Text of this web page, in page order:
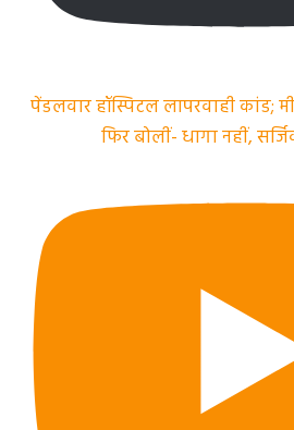
पेंडलवार हॉस्पिटल लापरवाही कांड;
फिर बोलीं- धागा नहीं,